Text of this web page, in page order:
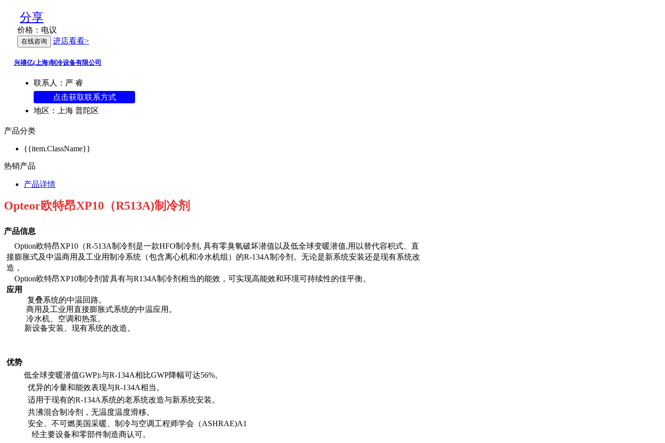
分享
价格： 电议
在线咨询 进店看看>
兴禧亿(上海)制冷设备有限公司
联系人：严 睿
点击获取联系方式
地区：上海 普陀区
产品分类
{{item.ClassName}}
热销产品
产品详情
Opteor欧特昂XP10 （R513A)制冷剂
产品信息
Option欧特昂XP10 （R-513A制冷剂是一款HFO制冷剂 , 具有零臭氧破坏潜值以及低全球变暖潜值,用以替代容积式、直
接膨胀式及中温商用及工业用制冷系统（包含离心机和冷水机组）的R-134A制冷剂。无论是新系统安装还是现有系统改
造，
Option欧特昂XP10制冷剂皆具有与R134A制冷剂相当的能效，可实现高能效和环境可持续性的佳平衡。
应用
复叠系统的中温回路。
商用及工业用直接膨胀式系统的中温应用。
冷水机、空调和热泵。
新设备安装、现有系统的改造。
优势
低全球变暖潜值GWP):与R-134A相比GWP降幅可达56%。
优异的冷量和能效表现与R-134A相当。
适用于现有的R-134A系统的老系统改造与新系统安装。
共沸混合制冷剂，无温度温度滑移。
安全、不可燃美国采暖、制冷与空调工程师学会（ASHRAE)A1
经主要设备和零部件制造商认可。